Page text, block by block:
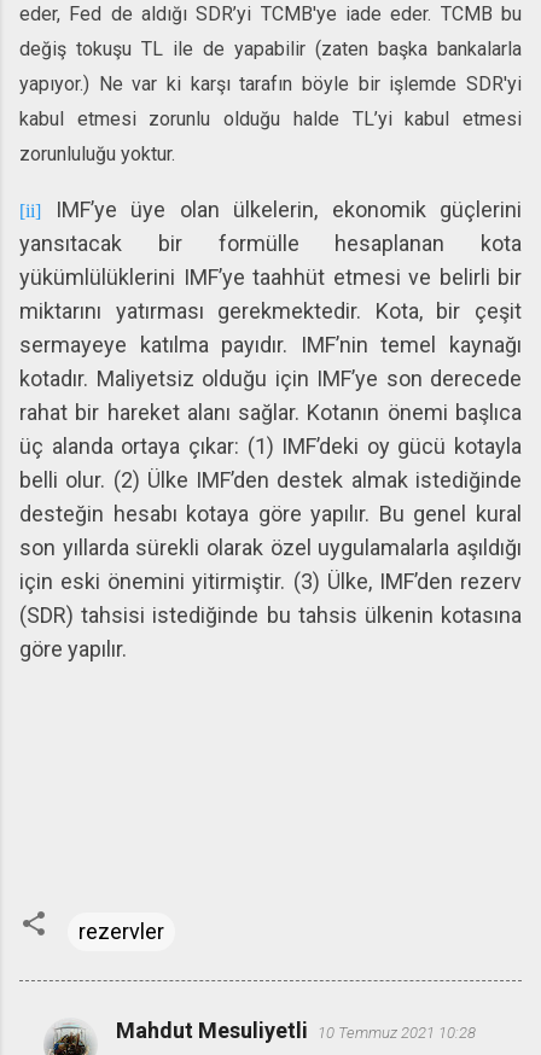
eder, Fed de aldığı SDR’yi TCMB'ye iade eder. TCMB bu
değiş tokuşu TL ile de yapabilir (zaten başka bankalarla
yapıyor.) Ne var ki karşı tarafın böyle bir işlemde SDR'yi
kabul etmesi zorunlu olduğu halde TL’yi kabul etmesi
zorunluluğu yoktur.
[ii]
IMF’ye üye olan ülkelerin, ekonomik güçlerini
yansıtacak bir formülle hesaplanan kota
yükümlülüklerini IMF’ye taahhüt etmesi ve belirli bir
miktarını yatırması gerekmektedir. Kota, bir çeşit
sermayeye katılma payıdır. IMF’nin temel kaynağı
kotadır. Maliyetsiz olduğu için IMF’ye son derecede
rahat bir hareket alanı sağlar. Kotanın önemi başlıca
üç alanda ortaya çıkar: (1) IMF’deki oy gücü kotayla
belli olur. (2) Ülke IMF’den destek almak istediğinde
desteğin hesabı kotaya göre yapılır. Bu genel kural
son yıllarda sürekli olarak özel uygulamalarla aşıldığı
için eski önemini yitirmiştir. (3) Ülke, IMF’den rezerv
(SDR) tahsisi istediğinde bu tahsis ülkenin kotasına
göre yapılır.
rezervler
Y
Mahdut Mesuliyetli 10 Temmuz 2021 10:28